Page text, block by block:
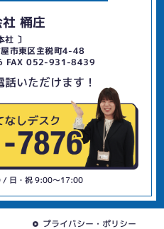
桶庄
社 〕
市東区主税町4-48
FAX 052-931-8439
いただけます！
/ 日・祝 9:00〜17:00
プライバシー・ポリシー